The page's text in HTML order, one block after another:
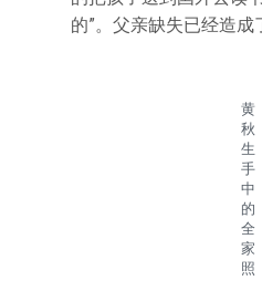
的”。父亲缺失已经造成
黄
秋
生
手
中
的
全
家
照